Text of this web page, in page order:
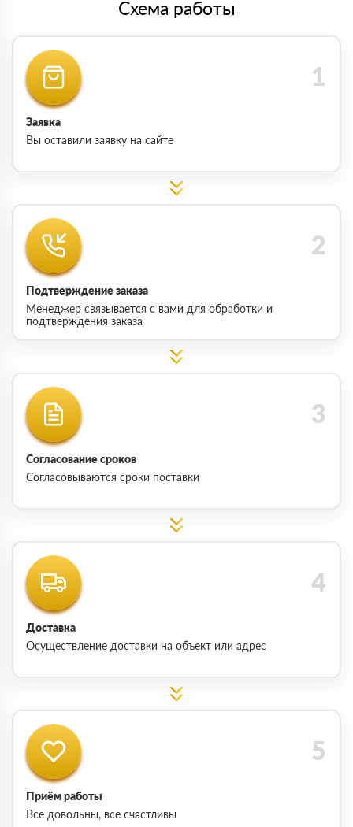
Схема работы
Заявка
Вы оставили заявку на сайте
Подтверждение заказа
Менеджер связывается с вами для обработки и
подтверждения заказа
Согласование сроков
Согласовываются сроки поставки
Доставка
Осуществление доставки на объект или адрес
Приём работы
Все довольны, все счастливы